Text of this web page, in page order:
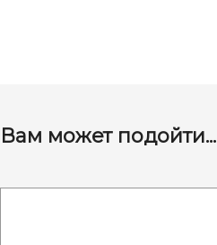
Вам может подойти...